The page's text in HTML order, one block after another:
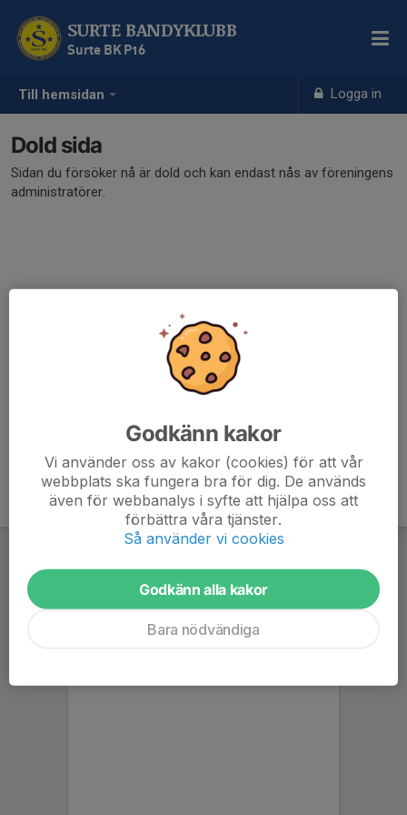
Till hemsidan Logga in
SURTE BANDYKLUBB
Surte BK P16
Dold sida
Sidan du försöker nå är dold och kan endast nås av föreningens
administratörer.
Godkänn kakor
Vi använder oss av kakor (cookies) för att vår
webbplats ska fungera bra för dig. De används
även för webbanalys i syfte att hjälpa oss att
förbättra våra tjänster.
Så använder vi cookies
Godkänn alla kakor
Bara nödvändiga